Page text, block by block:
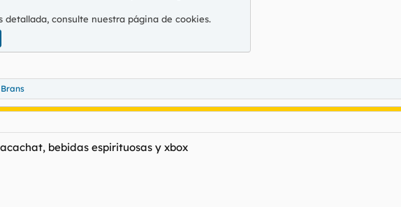
detallada, consulte nuestra página de cookies.
Brans
bebidas espirituosas y xbox